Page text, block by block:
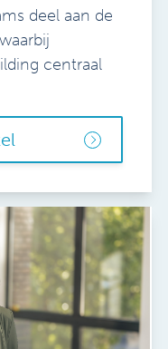
deel aan de
centraal